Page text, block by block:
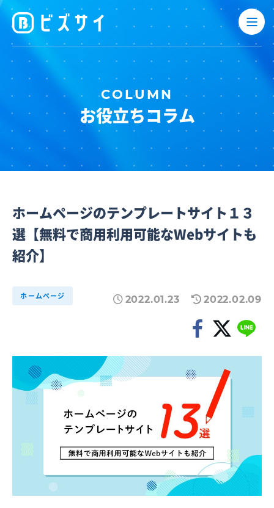
お役立ちコラム
ホームページのテンプレートサイト１３
選【無料で商用利用可能なWebサイトも
紹介】
ホームページ 2022.01.23 2022.02.09